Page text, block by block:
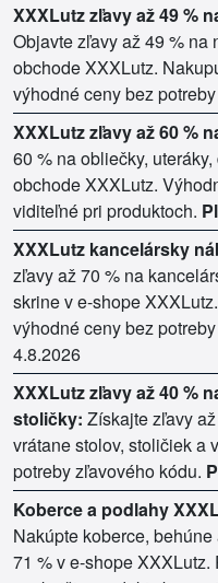
XXXLutz zľavy až 49 %
Objavte zľavy až 49 %
obchode XXXLutz.
výhodné ceny bez
XXXLutz zľavy až 60 %
60 % na obliečky,
obchode XXXLutz.
viditeľné pri produktoch.
XXXLutz kancelársky
zľavy až 70 % na
skrine v e-shope
výhodné ceny bez
4.8.2026
XXXLutz zľavy až 40 %
stoličky: Získajte zľavy
vrátane stolov, stoličiek a
potreby zľavového kódu.
Koberce a podlahy
Nakúpte koberce,
71 % v e-shope